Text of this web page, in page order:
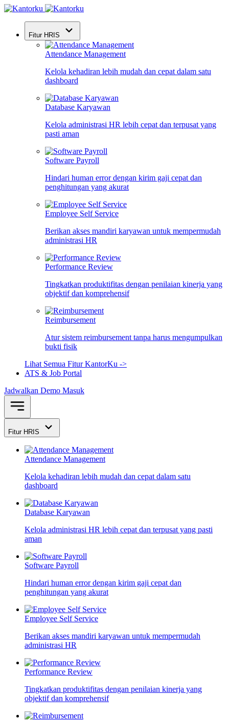
Fitur HRIS
Attendance Management
Kelola kehadiran lebih mudah dan cepat dalam satu
dashboard
Database Karyawan
Kelola administrasi HR lebih cepat dan terpusat yang
pasti aman
Software Payroll
Hindari human error dengan kirim gaji cepat dan
penghitungan yang akurat
Employee Self Service
Berikan akses mandiri karyawan untuk mempermudah
administrasi HR
Performance Review
Tingkatkan produktifitas dengan penilaian kinerja yang
objektif dan komprehensif
Reimbursement
Atur sistem reimbursement tanpa harus mengumpulkan
bukti fisik
Lihat Semua Fitur KantorKu ->
ATS & Job Portal
Jadwalkan Demo Masuk
Fitur HRIS
Attendance Management
Kelola kehadiran lebih mudah dan cepat dalam satu
dashboard
Database Karyawan
Kelola administrasi HR lebih cepat dan terpusat yang pasti
aman
Software Payroll
Hindari human error dengan kirim gaji cepat dan
penghitungan yang akurat
Employee Self Service
Berikan akses mandiri karyawan untuk mempermudah
administrasi HR
Performance Review
Tingkatkan produktifitas dengan penilaian kinerja yang
objektif dan komprehensif